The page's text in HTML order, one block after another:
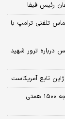
رئیس فیفا
تلفنی ترامپ با
درباره ترور شهید
تابع آمریکاست
یوسف پزشکیان: دولت چهاردهم کشور را با کسری بودجه ۱۵۰۰ همتی